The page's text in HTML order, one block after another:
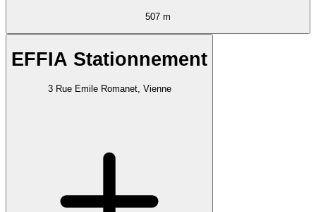
507 m
EFFIA Stationnement
3 Rue Emile Romanet, Vienne